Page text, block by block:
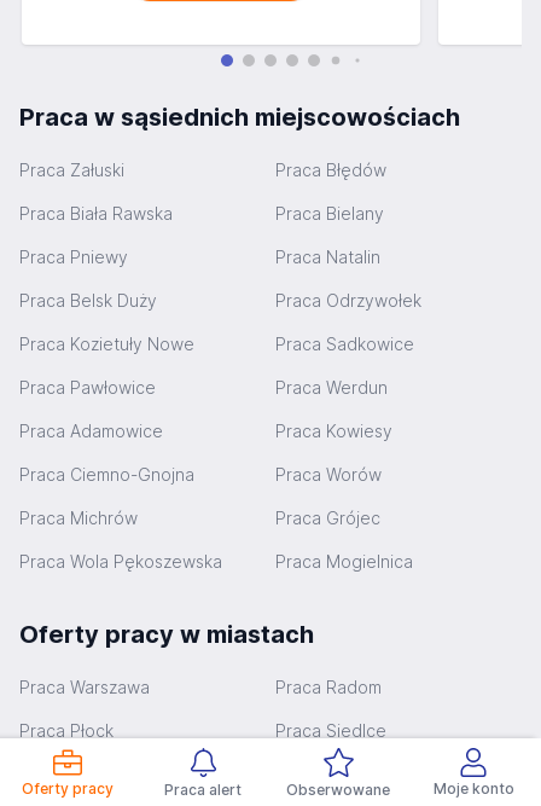
Oferty pracy Praca alert Obserwowane Moje konto
Praca w sąsiednich miejscowościach
Praca Załuski Praca Błędów
Praca Biała Rawska Praca Bielany
Praca Pniewy Praca Natalin
Praca Belsk Duży Praca Odrzywołek
Praca Kozietuły Nowe Praca Sadkowice
Praca Pawłowice Praca Werdun
Praca Adamowice Praca Kowiesy
Praca Ciemno-Gnojna Praca Worów
Praca Michrów Praca Grójec
Praca Wola Pękoszewska Praca Mogielnica
Oferty pracy w miastach
Praca Warszawa Praca Radom
Praca Płock Praca Siedlce
Praca Pruszków Praca Legionowo